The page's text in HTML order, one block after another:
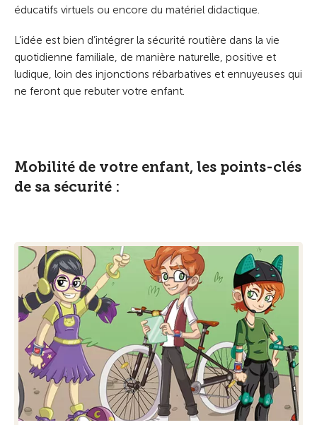
éducatifs virtuels ou encore du matériel didactique.
L’idée est bien d’intégrer la sécurité routière dans la vie
quotidienne familiale, de manière naturelle, positive et
ludique, loin des injonctions rébarbatives et ennuyeuses qui
ne feront que rebuter votre enfant.
Mobilité de votre enfant, les points-clés
de sa sécurité :